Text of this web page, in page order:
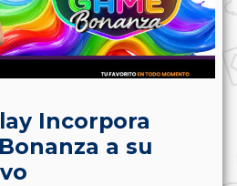
Incorpora
a su